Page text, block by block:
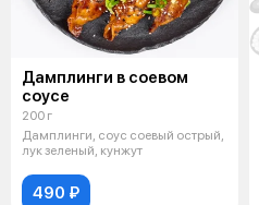
Дамплинги в соевом
соусе
200 г
Дамплинги, соус соевый острый,
лук зеленый, кунжут
490 ₽